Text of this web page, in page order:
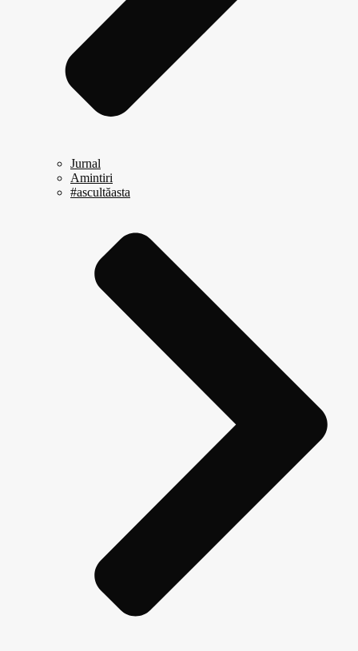
Jurnal
Amintiri
#ascultăasta